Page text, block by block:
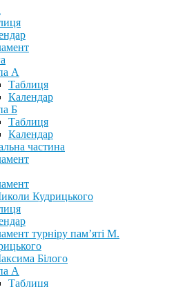
А
Таблиця
Календар
Б
Таблиця
Календар
частина
Кудрицького
турніру пам’яті М.
Білого
А
Таблиця